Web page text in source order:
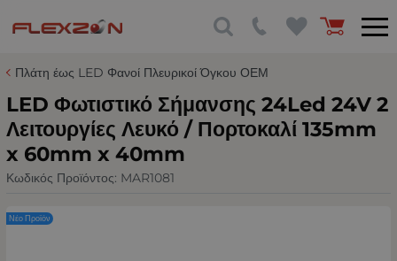
Πλάτη έως LED Φανοί Πλευρικοί Όγκου ΟΕΜ
LED Φωτιστικό Σήμανσης 24Led 24V 2
Λειτουργίες Λευκό / Πορτοκαλί 135mm
x 60mm x 40mm
Κωδικός Προϊόντος: MAR1081
Νέο Προϊόν